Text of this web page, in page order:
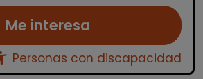
Me interesa
Personas con discapacidad